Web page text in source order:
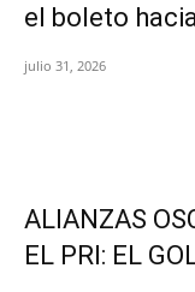
el boleto
julio 31, 2026
ALIANZAS
EL PRI: EL